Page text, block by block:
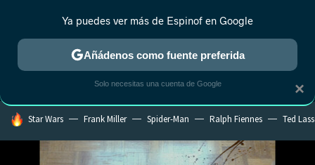
MENÚ NUEVO
ESTRENOS REALITY ANIME RANKINGS CINE
HOY SE HABLA DE
Star Wars Frank Miller Spider-Man Ralph Fiennes Ted
×
Ya puedes ver más de Espinof en Google
Añádenos como fuente preferida
Solo necesitas una cuenta de Google